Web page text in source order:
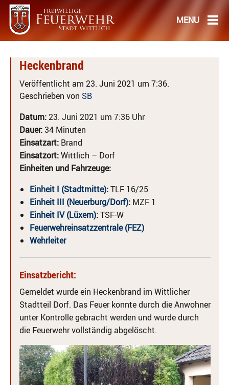
Heckenbrand
Veröffentlicht am 23. Juni 2021 um 7:36.
Geschrieben von SB
Datum:23. Juni 2021 um 7:36 Uhr
Dauer:34 Minuten
Einsatzart: Brand
Einsatzort:Wittlich – Dorf
Einheiten und Fahrzeuge:
Einheit I (Stadtmitte):TLF 16/25
Einheit III (Neuerburg/Dorf): MZF 1
Einheit IV (Lüxem):TSF-W
Feuerwehreinsatzzentrale (FEZ)
Wehrleiter
Einsatzbericht:
Gemeldet wurde ein Heckenbrand im Wittlicher
Stadtteil Dorf. Das Feuer konnte durch die Anwohner
unter Kontrolle gebracht werden und wurde durch
die Feuerwehr vollständig abgelöscht.